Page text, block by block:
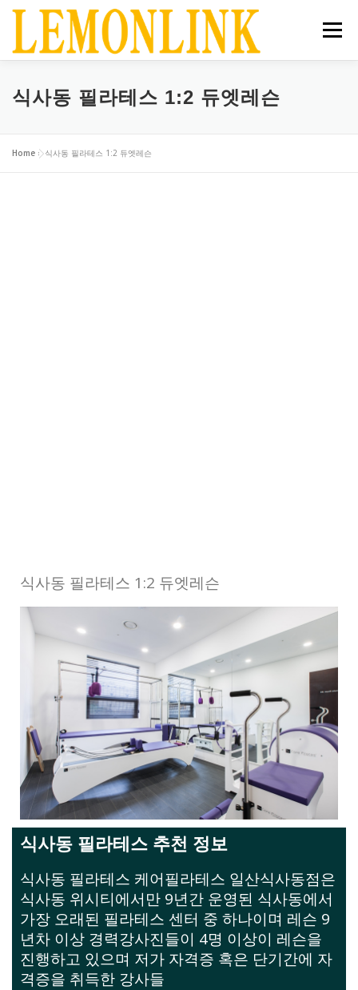
메뉴
홈 공지사항 서비스 상점 매거진
장바구니 로그인
식사동 필라테스 1:2 듀엣레슨
Home »식사동 필라테스 1:2 듀엣레슨
식사동 필라테스 1:2 듀엣레슨
식사동 필라테스 추천 정보
식사동 필라테스 케어필라테스 일산식사동점은
식사동 위시티에서만 9년간 운영된 식사동에서
가장 오래된 필라테스 센터 중 하나이며 레슨 9
년차 이상 경력강사진들이 4명 이상이 레슨을
진행하고 있으며 저가 자격증 혹은 단기간에 자
격증을 취득한 강사들